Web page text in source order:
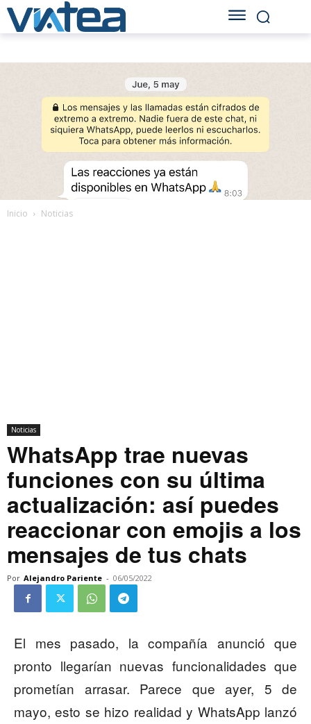
Inicio Noticias
Noticias
WhatsApp trae nuevas
funciones con su última
actualización: así puedes
reaccionar con emojis a los
mensajes de tus chats
Por Alejandro Pariente - 06/05/2022
El mes pasado, la compañía anunció que
pronto llegarían nuevas funcionalidades que
prometían arrasar. Parece que ayer, 5 de
mayo, esto se hizo realidad y WhatsApp lanzó